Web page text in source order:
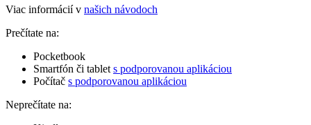
Viac informácií v našich návodoch
Prečítate na:
Pocketbook
Smartfón či tablet s podporovanou aplikáciou
Počítač s podporovanou aplikáciou
Neprečítate na: